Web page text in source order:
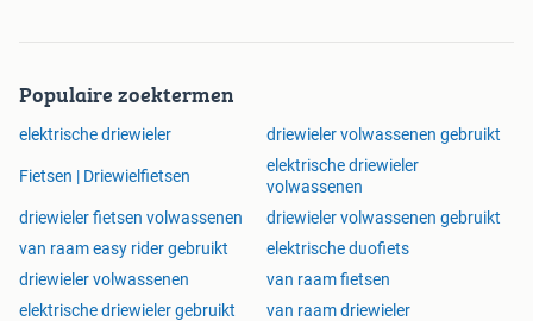
Ga naar onze website
en andere fietsen online.
Contact:
www.fietsoptimaal.nl
(0) 85-760 9 362
06-86845598 (ook Whatsapp)
info@fietsoptimaal.nl
Populaire zoektermen
elektrische driewieler driewieler volwassenen gebruikt
Fietsen | Driewielfietsen
elektrische driewieler
volwassenen
driewieler fietsen volwassenen
driewieler volwassenen gebruikt
van raam easy rider gebruikt
elektrische duofiets
driewieler volwassenen
van raam fietsen
elektrische driewieler gebruikt
van raam driewieler